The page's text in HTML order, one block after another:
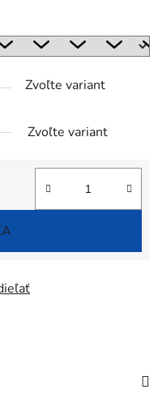
Zvoľte variant
Zvoľte variant